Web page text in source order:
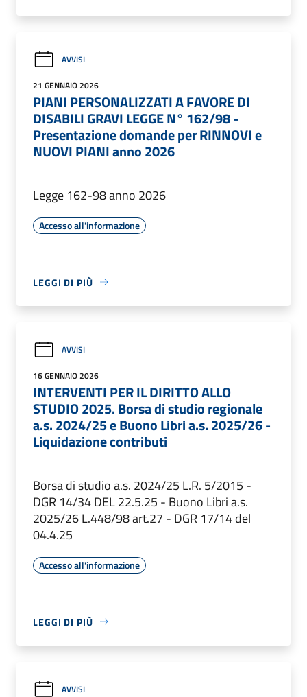
AVVISI
21 GENNAIO 2026
PIANI PERSONALIZZATI A FAVORE DI
DISABILI GRAVI LEGGE N° 162/98 -
Presentazione domande per RINNOVI e
NUOVI PIANI anno 2026
Legge 162-98 anno 2026
Accesso all'informazione
LEGGI DI PIÙ
AVVISI
16 GENNAIO 2026
INTERVENTI PER IL DIRITTO ALLO
STUDIO 2025. Borsa di studio regionale
a.s. 2024/25 e Buono Libri a.s. 2025/26 -
Liquidazione contributi
Borsa di studio a.s. 2024/25 L.R. 5/2015 -
DGR 14/34 DEL 22.5.25 - Buono Libri a.s.
2025/26 L.448/98 art.27 - DGR 17/14 del
04.4.25
Accesso all'informazione
LEGGI DI PIÙ
AVVISI